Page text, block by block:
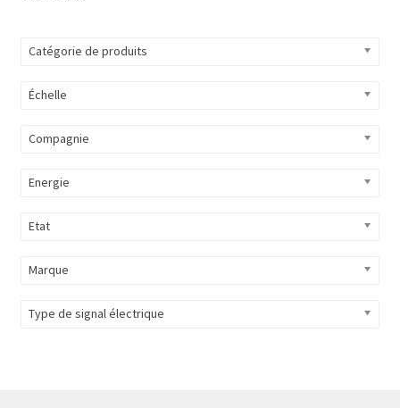
Catégorie de produits
Échelle
Compagnie
Energie
Etat
Marque
Type de signal électrique